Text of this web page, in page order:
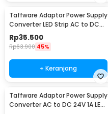
Taffware Adaptor Power Supply
Converter LED Strip AC to DC
12V 4A - 1240
Rp35.500
Rp63.900 45%
+ Keranjang
Taffware Adaptor Power Supply
Converter AC to DC 24V 1A LED